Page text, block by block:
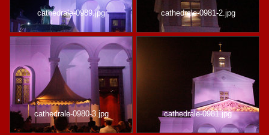
cathedrale-0989.jpg cathedrale-0981-2.jpg
cathedrale-0980-3.jpg cathedrale-0981.jpg